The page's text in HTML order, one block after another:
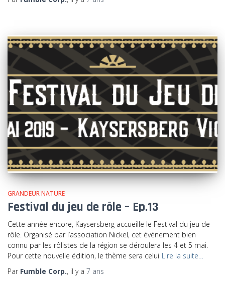
GRANDEUR NATURE
Festival du jeu de rôle – Ep.13
Cette année encore, Kaysersberg accueille le Festival du jeu de
rôle. Organisé par l’association Nickel, cet événement bien
connu par les rôlistes de la région se déroulera les 4 et 5 mai.
Pour cette nouvelle édition, le thème sera celui Lire la suite…
Par Fumble Corp., il y a 7 ans